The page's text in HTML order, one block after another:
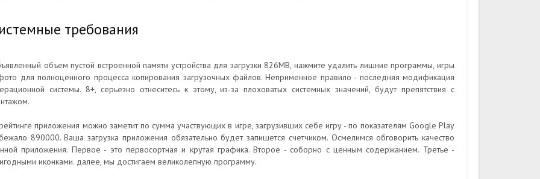
требования
объем пустой встроенной памяти устройства для загрузки 826MB, нажмите удалить лишние программы, игры
для полноценного процесса копирования загрузочных файлов. Неприменное правило - последняя модификация
системы. 8+, серьезно отнеситесь к этому, из-за плоховатых системных значений, будут препятствия с
приложения можно заметит по сумма участвующих в игре, загрузивших себе игру - по показателям Google Play
890000. Ваша загрузка приложения обязательно будет запишется счетчиком. Осмелимся обговорить качество
приложения. Первое - это первосортная и крутая графика. Второе - соборно с ценным содержанием. Третье -
иконками. далее, мы достигаем великолепную программу.